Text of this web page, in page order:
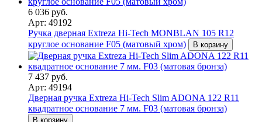
6 036 руб.
Арт: 49192
Ручка дверная Extreza Hi-Tech MONBLAN 105 R12
круглое основание F05 (матовый хром)
В корзину
7 437 руб.
Арт: 49194
Дверная ручка Extreza Hi-Tech Slim ADONA 122 R11
квадратное основание 7 мм. F03 (матовая бронза)
В корзину